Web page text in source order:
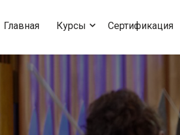
Главная Курсы Сертификация